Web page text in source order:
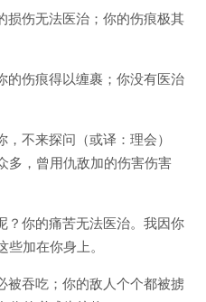
损伤无法医治；你的伤痕极其
的伤痕得以缠裹；你没有医治
不来探问（或译：理会）
多，曾用仇敌加的伤害伤害
？你的痛苦无法医治。我因你
加在你身上。
被吞吃；你的敌人个个都被掳